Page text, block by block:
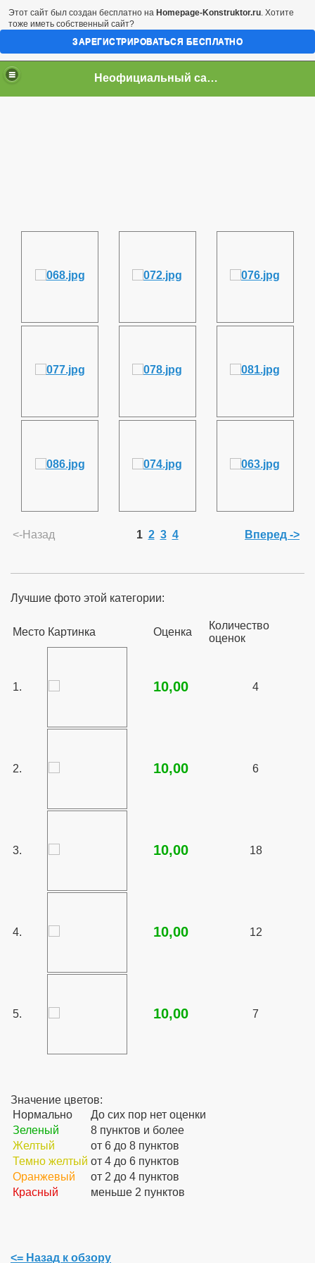
Неофициальный сайт город Арциз
<-Назад 1 2 3 4 Вперед ->
Лучшие фото этой категории:
Место Картинка Оценка
Количество
оценок
1. 10,00 4
2. 10,00 6
3. 10,00 18
4. 10,00 12
5. 10,00 7
Значение цветов:
Нормально
До сих пор нет оценки
Зеленый
8 пунктов и более
Желтый
от 6 до 8 пунктов
Темно желтый от 4 до 6 пунктов
Оранжевый
от 2 до 4 пунктов
Красный
меньше 2 пунктов
<= Назад к обзору
Этот сайт был создан бесплатно на Homepage-Konstruktor.ru. Хотите
тоже иметь собственный сайт?
ЗАРЕГИСТРИРОВАТЬСЯ БЕСПЛАТНО